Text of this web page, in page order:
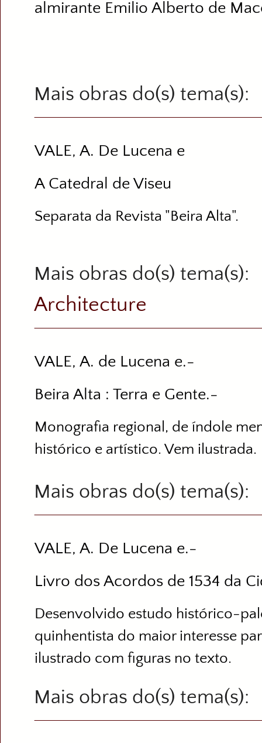
almirante Emilio Alberto de
Mais obras do(s)
VALE, A. De Lucena e
A Catedral de Viseu
Separata da Revista "Beira Alta".
Mais obras do(s)
Architecture
VALE, A. de Lucena e.-
Beira Alta : Terra e Gente.-
Monografia regional, de índole
histórico e artístico. Vem ilustrada.
Mais obras do(s)
VALE, A. De Lucena e.-
Livro dos Acordos de 1534 da
Desenvolvido estudo histórico-
quinhentista do maior interesse
ilustrado com figuras no texto.
Mais obras do(s)